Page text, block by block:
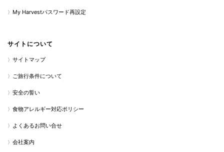
My Harvestパスワード再設定
サイトについて
サイトマップ
ご旅行条件について
安全の誓い
食物アレルギー対応ポリシー
よくあるお問い合せ
会社案内